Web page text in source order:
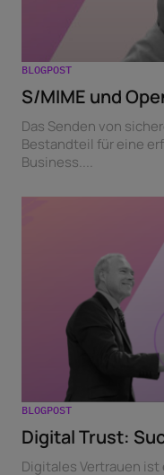
BLOGPOST
S/MIME und
Das Senden von
Bestandteil für eine
Business....
BLOGPOST
Digital Trust:
Digitales Vertrauen